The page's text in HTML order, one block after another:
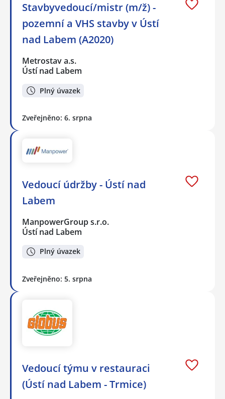
Stavbyvedoucí/mistr (m/ž) -
pozemní a VHS stavby v Ústí
nad Labem (A2020)
Metrostav a.s.
Ústí nad Labem
Plný úvazek
Zveřejněno: 6. srpna
Vedoucí údržby - Ústí nad
Labem
ManpowerGroup s.r.o.
Ústí nad Labem
Plný úvazek
Zveřejněno: 5. srpna
Vedoucí týmu v restauraci
(Ústí nad Labem - Trmice)